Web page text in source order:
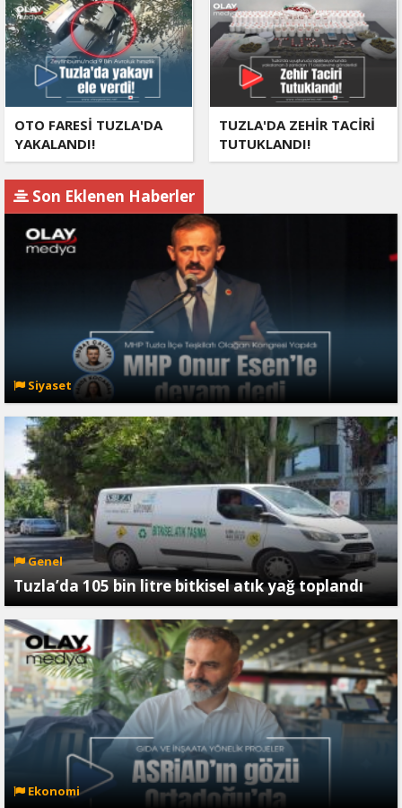
OTO FARESİ TUZLA'DA
YAKALANDI!
TUZLA'DA ZEHİR TACİRİ
TUTUKLANDI!
Son Eklenen Haberler
Siyaset
Genel
Tuzla’da 105 bin litre bitkisel atık yağ toplandı
Ekonomi